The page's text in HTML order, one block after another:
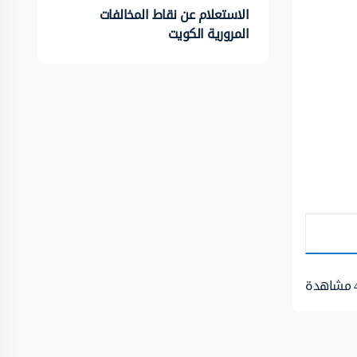
مشاهدة
الاستعلام عن نقاط المخالفات
المرورية الكويت